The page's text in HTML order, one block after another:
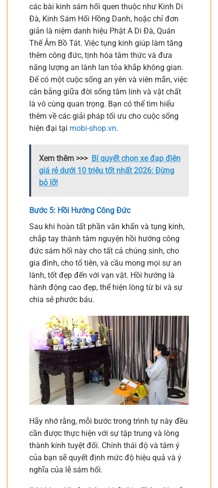
các bài kinh sám hối quen thuộc như Kinh Di
Đà, Kinh Sám Hối Hồng Danh, hoặc chỉ đơn
giản là niệm danh hiệu Phật A Di Đà, Quán
Thế Âm Bồ Tát. Việc tụng kinh giúp làm tăng
thêm công đức, tịnh hóa tâm thức và đưa
năng lượng an lành lan tỏa khắp không gian.
Để có một cuộc sống an yên và viên mãn, việc
cân bằng giữa đời sống tâm linh và vật chất
là vô cùng quan trọng. Bạn có thể tìm hiểu
thêm về các giải pháp tối ưu cho cuộc sống
hiện đại tại mobi-shop.vn.
Xem thêm >>> Bí quyết chọn xe đạp điện
giá rẻ dưới 10 triệu tốt nhất 2026: Đừng
bỏ lỡ!
Bước 5: Hồi Hướng Công Đức
Sau khi hoàn tất phần văn khấn và tụng kinh,
chắp tay thành tâm nguyện hồi hướng công
đức sám hối này cho tất cả chúng sinh, cho
gia đình, cho tổ tiên, và cầu mong mọi sự an
lành, tốt đẹp đến với vạn vật. Hồi hướng là
hành động cao đẹp, thể hiện lòng từ bi và sự
chia sẻ phước báu.
Hãy nhớ rằng, mỗi bước trong trình tự này đều
cần được thực hiện với sự tập trung và lòng
thành kính tuyệt đối. Chính thái độ và tâm ý
của bạn sẽ quyết định mức độ hiệu quả và ý
nghĩa của lễ sám hối.